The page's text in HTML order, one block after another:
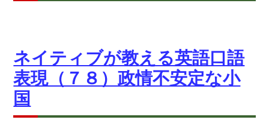
ネイティブが教える英語口語
表現（７８）政情不安定な小
国